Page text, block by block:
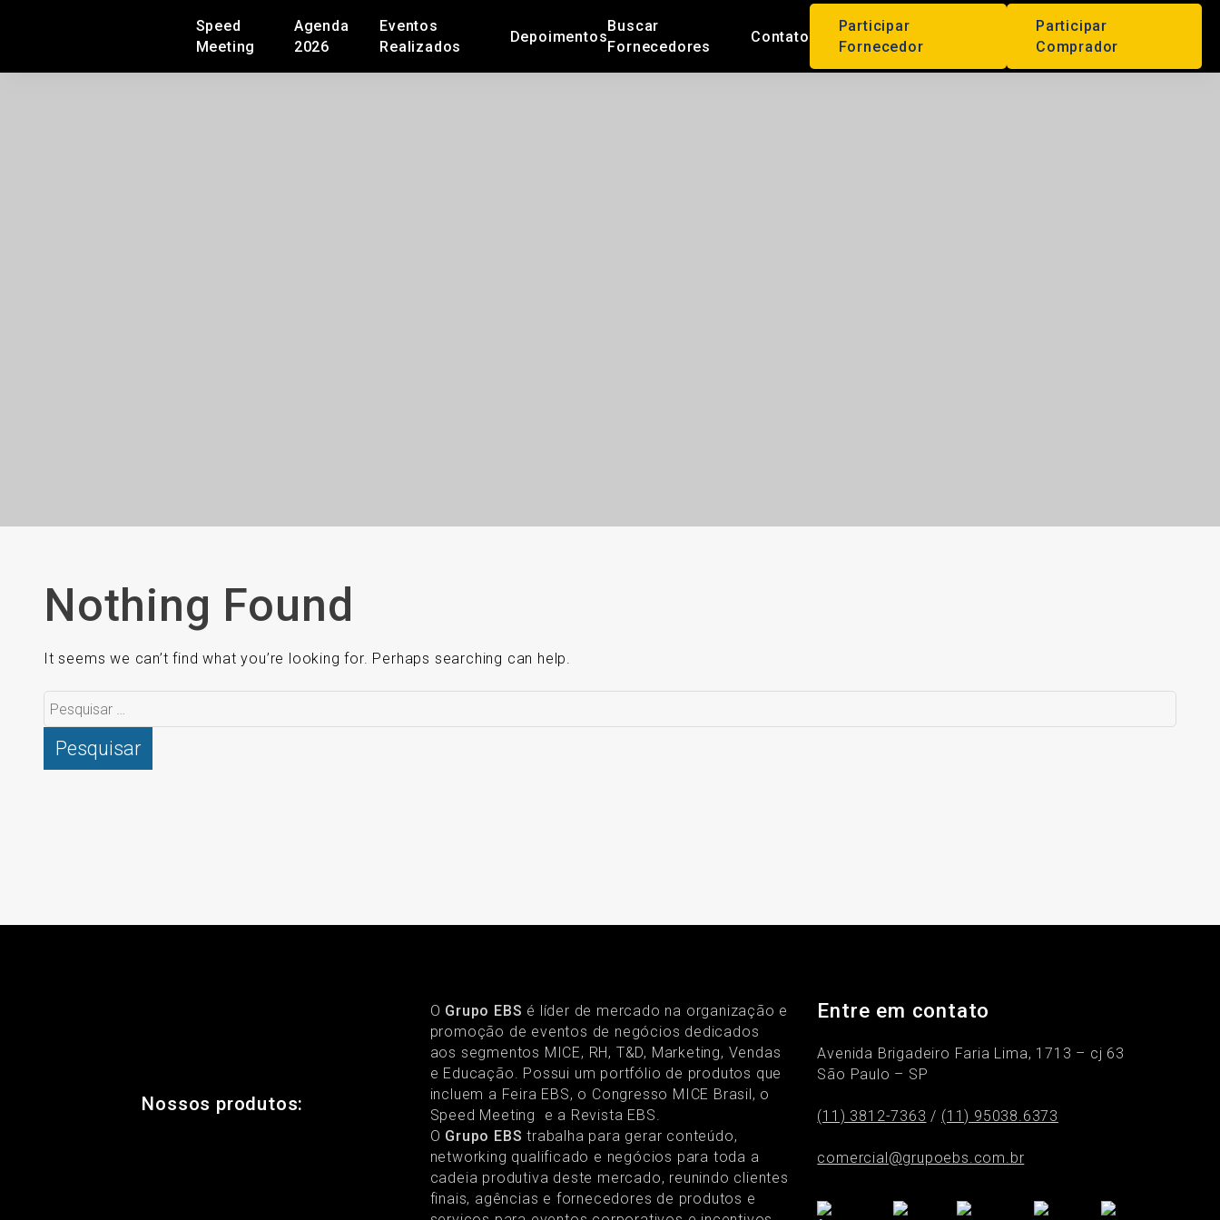
Speed
Meeting
Agenda
2026
Eventos
Realizados
Depoimentos
Buscar
Fornecedores
Contato
Participar
Fornecedor
Participar
Comprador
Nothing Found
It seems we can’t find what you’re looking for. Perhaps searching can help.
Pesquisar
por:
Nossos produtos:
O Grupo EBS é líder de mercado na organização e
promoção de eventos de negócios dedicados
aos segmentos MICE, RH, T&D, Marketing, Vendas
e Educação. Possui um portfólio de produtos que
incluem a Feira EBS, o Congresso MICE Brasil, o
Speed Meeting e a Revista EBS.
O Grupo EBS trabalha para gerar conteúdo,
networking qualificado e negócios para toda a
cadeia produtiva deste mercado, reunindo clientes
finais, agências e fornecedores de produtos e
Entre em contato
Avenida Brigadeiro Faria Lima, 1713 – cj 63
São Paulo – SP
(11) 3812-7363 / (11) 95038.6373
comercial@grupoebs.com.br